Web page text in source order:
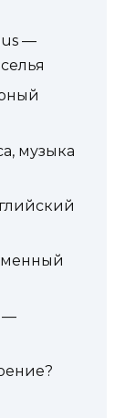
—
музыка
—